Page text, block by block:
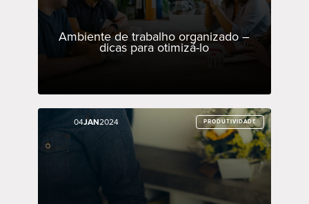
Ambiente de trabalho organizado –
dicas para otimizá-lo
04JAN2024 PRODUTIVIDADE
04JAN2024 PRODUTIVIDADE